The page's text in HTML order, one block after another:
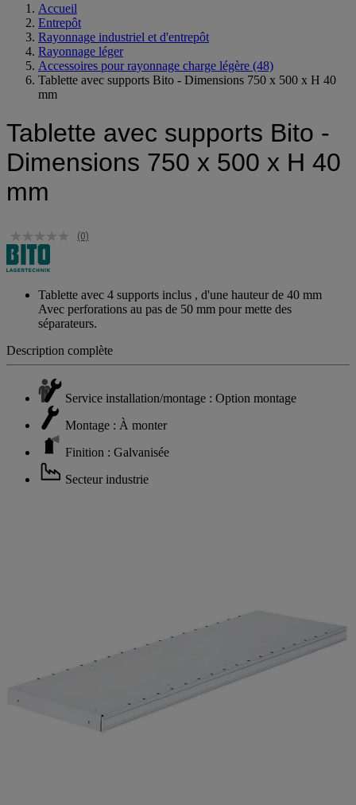
Accueil
Entrepôt
Rayonnage industriel et d'entrepôt
Rayonnage léger
Accessoires pour rayonnage charge légère (48)
Tablette avec supports Bito - Dimensions 750 x 500 x H 40
mm
Tablette avec supports Bito -
Dimensions 750 x 500 x H 40
mm
(0)
Tablette avec 4 supports inclus , d'une hauteur de 40 mm
Avec perforations au pas de 50 mm pour mette des
séparateurs.
Description complète
Service installation/montage : Option montage
Montage : À monter
Finition : Galvanisée
Secteur industrie